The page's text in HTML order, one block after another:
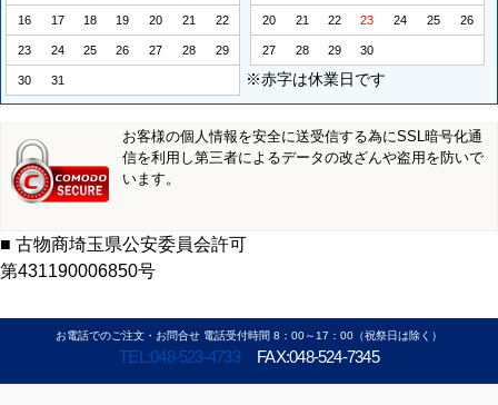
16 17 18 19 20 21 22
23 24 25 26 27 28 29
30 31
20 21 22 23 24 25 26
27 28 29 30
※赤字は休業日です
お客様の個人情報を安全に送受信する為にSSL暗号化通
信を利用し第三者によるデータの改ざんや盗用を防いで
います。
■ 古物商埼玉県公安委員会許可
第431190006850号
お電話でのご注文・お問合せ 電話受付時間 8：00～17：00（祝祭日は除く）
TEL:048-523-4733 FAX:048-524-7345